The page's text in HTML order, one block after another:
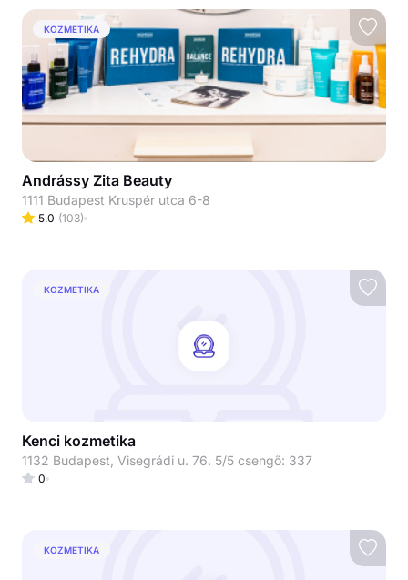
KOZMETIKA
Andrássy Zita Beauty
1111 Budapest Kruspér utca 6-8
5.0 (103)
KOZMETIKA
Kenci kozmetika
1132 Budapest, Visegrádi u. 76. 5/5 csengő: 337
0
KOZMETIKA